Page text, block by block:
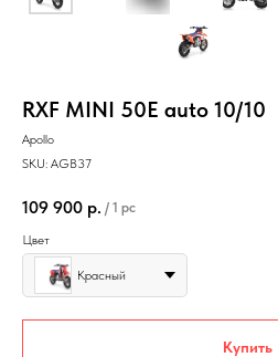
RXF MINI 50E auto 10/10
Apollo
SKU: AGB37
109 900 р. / 1 pc
Цвет
Красный
Купить